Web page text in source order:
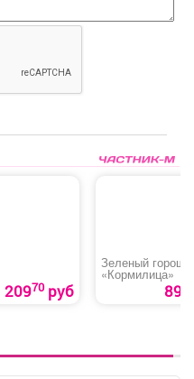
20970руб
Зеленый
«Кормилица»
89